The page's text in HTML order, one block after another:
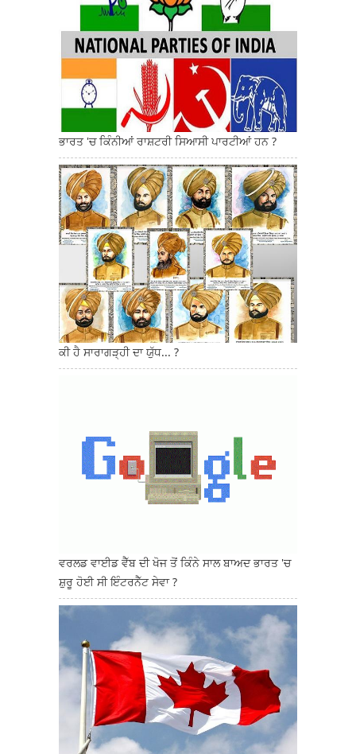
ਭਾਰਤ 'ਚ ਕਿੰਨੀਆਂ ਰਾਸ਼ਟਰੀ ਸਿਆਸੀ ਪਾਰਟੀਆਂ ਹਨ ?
ਕੀ ਹੈ ਸਾਰਾਗੜ੍ਹੀ ਦਾ ਯੁੱਧ... ?
ਵਰਲਡ ਵਾਈਡ ਵੈੱਬ ਦੀ ਖੋਜ ਤੋਂ ਕਿੰਨੇ ਸਾਲ ਬਾਅਦ ਭਾਰਤ 'ਚ
ਸ਼ੁਰੂ ਹੋਈ ਸੀ ਇੰਟਰਨੈੱਟ ਸੇਵਾ ?